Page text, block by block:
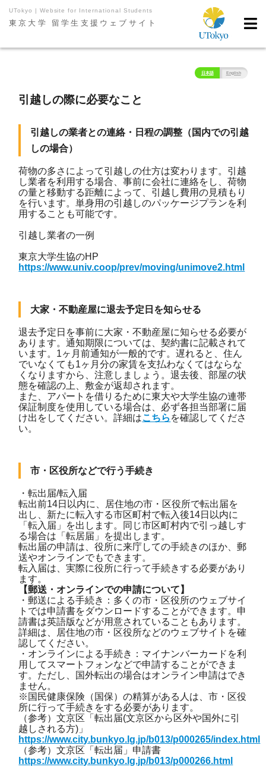
UTokyo | Website for International Students
東京大学 留学生支援ウェブサイト
日本語 English
引越しの際に必要なこと
引越しの業者との連絡・日程の調整（国内での引越
しの場合）
荷物の多さによって引越しの仕方は変わります。引越
し業者を利用する場合、事前に会社に連絡をし、荷物
の量と移動する距離によって、引越し費用の見積もり
を行います。単身用の引越しのパッケージプランを利
用することも可能です。
引越し業者の一例
東京大学生協のHP
https://www.univ.coop/prev/moving/unimove2.html
大家・不動産屋に退去予定日を知らせる
退去予定日を事前に大家・不動産屋に知らせる必要が
あります。通知期限については、契約書に記載されて
います。1ヶ月前通知が一般的です。遅れると、住ん
でいなくても1ヶ月分の家賃を支払わなくてはならな
くなりますから、注意しましょう。退去後、部屋の状
態を確認の上、敷金が返却されます。
また、アパートを借りるために東大や大学生協の連帯
保証制度を使用している場合は、必ず各担当部署に届
け出をしてください。詳細はこちら を確認してくださ
い。
市・区役所などで行う手続き
・転出届/転入届
転出前14日以内に、居住地の市・区役所で転出届を
出し、新たに転入する市区町村で転入後14日以内に
「転入届」を出します。同じ市区町村内で引っ越しす
る場合は「転居届」を提出します。
転出届の申請は、役所に来庁しての手続きのほか、郵
送やオンラインでもできます。
転入届は、実際に役所に行って手続きする必要があり
ます。
【郵送・オンラインでの申請について】
・郵送による手続き：多くの市・区役所のウェブサイ
トでは申請書をダウンロードすることができます。申
請書は英語版などが用意されていることもあります。
詳細は、居住地の市・区役所などのウェブサイトを確
認してください。
・オンラインによる手続き：マイナンバーカードを利
用してスマートフォンなどで申請することができま
す。ただし、国外転出の場合はオンライン申請はでき
ません。
※国民健康保険（国保）の精算がある人は、市・区役
所に行って手続きをする必要があります。
（参考）文京区「転出届(文京区から区外や国外に引
越しされる方)」
https://www.city.bunkyo.lg.jp/b013/p000265/index.html
（参考）文京区「転出届」申請書
https://www.city.bunkyo.lg.jp/b013/p000266.html